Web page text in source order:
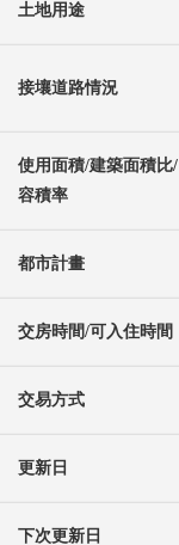
土地用途
接壤道路情況
使用面積/建築面積比/
容積率
都市計畫
交房時間/可入住時間
交易方式
更新日
下次更新日